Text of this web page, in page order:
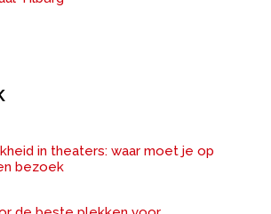
in theaters: waar moet je op
bezoek